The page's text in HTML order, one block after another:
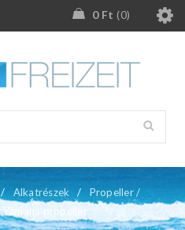
0 Ft 0
/ Alkatrészek /
Propeller /
Yamaha propeller